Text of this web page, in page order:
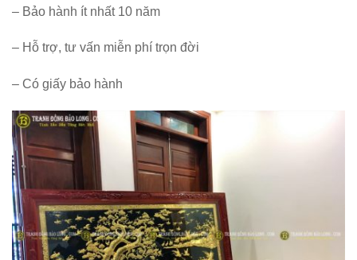
– Bảo hành ít nhất 10 năm
– Hỗ trợ, tư vấn miễn phí trọn đời
– Có giấy bảo hành